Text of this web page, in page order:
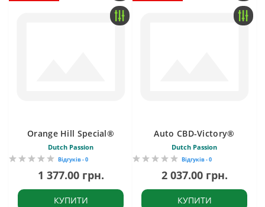
Orange Hill Special®
Dutch Passion
Відгуків - 0
1 377.00 грн.
КУПИТИ
Auto CBD-Victory®
Dutch Passion
Відгуків - 0
2 037.00 грн.
КУПИТИ